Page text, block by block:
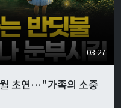
03:27
초연…"가족의 소중